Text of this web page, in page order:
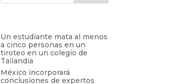
Un estudiante mata al menos
a cinco personas en un
tiroteo en un colegio de
Tailandia
México incorporará
conclusiones de expertos